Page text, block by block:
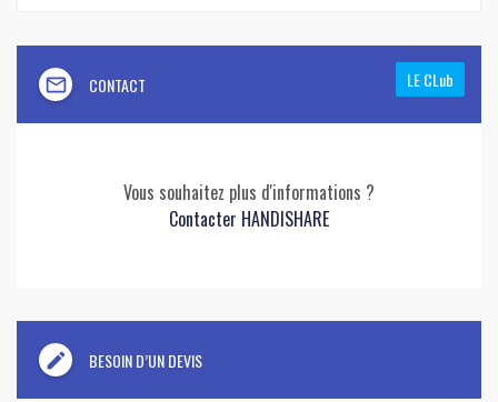
mail_outline CONTACT LE CLub
Vous souhaitez plus d'informations ?
Contacter HANDISHARE
edit BESOIN D’UN DEVIS